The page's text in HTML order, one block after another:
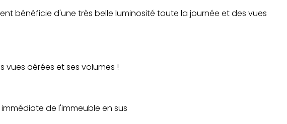
bénéficie d'une très belle luminosité toute la journée et des vues
vues aérées et ses volumes !
de l'immeuble en sus